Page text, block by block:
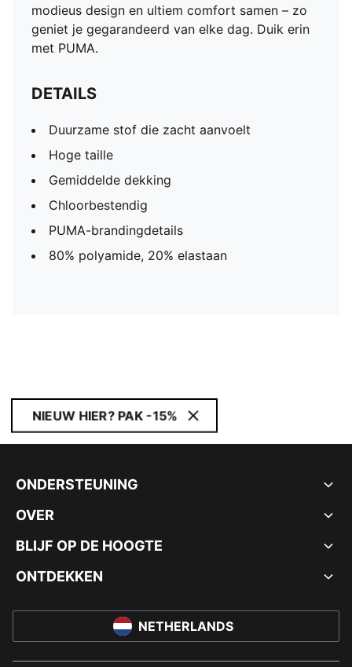
modieus design en ultiem comfort samen – zo
geniet je gegarandeerd van elke dag. Duik erin
met PUMA.
DETAILS
Duurzame stof die zacht aanvoelt
Hoge taille
Gemiddelde dekking
Chloorbestendig
PUMA-brandingdetails
80% polyamide, 20% elastaan
NIEUW HIER? PAK -15%
ONDERSTEUNING
OVER
BLIJF OP DE HOOGTE
ONTDEKKEN
NETHERLANDS